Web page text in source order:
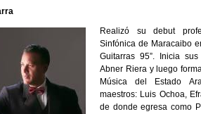
Realizó su debut
Sinfónica de Maracaibo
Guitarras 95”. Inicia
Abner Riera y luego
Música del Estado
maestros: Luis Ochoa,
de donde egresa como